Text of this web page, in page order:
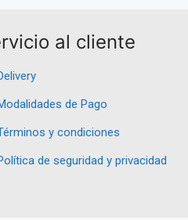
al cliente
de Pago
y condiciones
de seguridad y privacidad